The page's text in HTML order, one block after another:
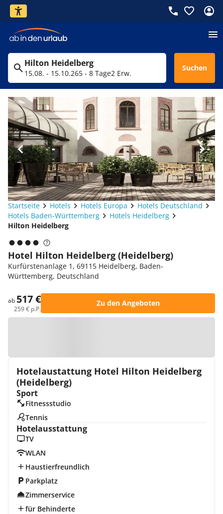
Hilton Heidelberg
15.08. - 15.10.265 - 8 Tage2 Erw.
Suchen
Startseite Hotels Hotels Europa
Hotels Deutschland
Hotels Baden-Württemberg
Hotels Heidelberg
Hilton Heidelberg
Hotel Hilton Heidelberg (Heidelberg)
Kurfürstenanlage 1, 69115 Heidelberg, Baden-
Württemberg, Deutschland
ab 517 €
259 € p.P.
Zu den Angeboten
Hotelaustattung Hotel Hilton Heidelberg
(Heidelberg)
Sport
Fitnessstudio
Tennis
Hotelausstattung
TV
WLAN
Haustierfreundlich
Parkplatz
Zimmerservice
für Behinderte